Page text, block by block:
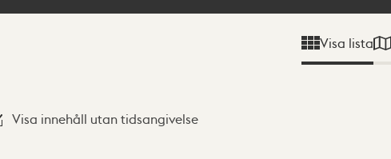
Visa lista
Visa innehåll utan tidsangivelse